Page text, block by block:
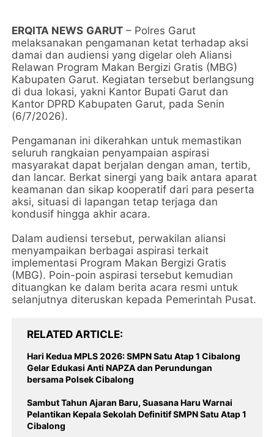
​ERQITA NEWS GARUT – Polres Garut
melaksanakan pengamanan ketat terhadap aksi
damai dan audiensi yang digelar oleh Aliansi
Relawan Program Makan Bergizi Gratis (MBG)
Kabupaten Garut. Kegiatan tersebut berlangsung
di dua lokasi, yakni Kantor Bupati Garut dan
Kantor DPRD Kabupaten Garut, pada Senin
(6/7/2026).
​Pengamanan ini dikerahkan untuk memastikan
seluruh rangkaian penyampaian aspirasi
masyarakat dapat berjalan dengan aman, tertib,
dan lancar. Berkat sinergi yang baik antara aparat
keamanan dan sikap kooperatif dari para peserta
aksi, situasi di lapangan tetap terjaga dan
kondusif hingga akhir acara.
​Dalam audiensi tersebut, perwakilan aliansi
menyampaikan berbagai aspirasi terkait
implementasi Program Makan Bergizi Gratis
(MBG). Poin-poin aspirasi tersebut kemudian
dituangkan ke dalam berita acara resmi untuk
selanjutnya diteruskan kepada Pemerintah Pusat.
RELATED ARTICLE
Hari Kedua MPLS 2026: SMPN Satu Atap 1 Cibalong
Gelar Edukasi Anti NAPZA dan Perundungan
bersama Polsek Cibalong
Sambut Tahun Ajaran Baru, Suasana Haru Warnai
Pelantikan Kepala Sekolah Definitif SMPN Satu Atap 1
Cibalong